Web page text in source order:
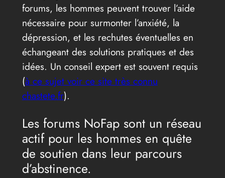
forums, les hommes peuvent trouver l’aide
nécessaire pour surmonter l’anxiété, la
dépression, et les rechutes éventuelles en
échangeant des solutions pratiques et des
idées. Un conseil expert est souvent requis
(à ce sujet voir ce site très connu
chastete.fr).
Les forums NoFap sont un réseau
actif pour les hommes en quête
de soutien dans leur parcours
d’abstinence.